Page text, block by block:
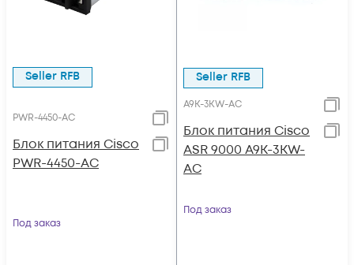
Seller RFB
PWR-4450-AC
Блок питания Cisco
PWR-4450-AC
Под заказ
Seller RFB
A9K-3KW-AC
Блок питания Cisco
ASR 9000 A9K-3KW-
AC
Под заказ